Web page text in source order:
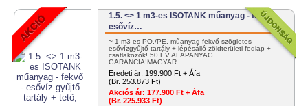
1.5. <> 1 m3-es ISOTANK műanyag - fekvő -
esővíz…
~ 1 m3-es PO./PE. műanyag fekvő szögletes
esővízgyűjtő tartály + lépésálló zöldterületi fedlap +
csatlakozók! 50 ÉV ALAPANYAG
GARANCIA!MAGYAR…
Eredeti ár: 199.900 Ft + Áfa
(Br. 253.873 Ft)
Akciós ár: 177.900 Ft + Áfa
(Br. 225.933 Ft)